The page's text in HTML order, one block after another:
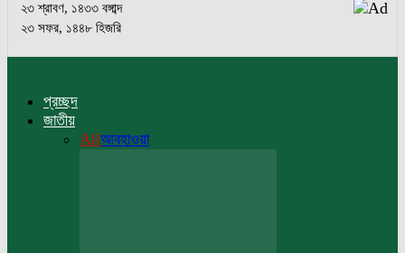
২৩ শ্রাবণ, ১৪৩৩ বঙ্গাব্দ
২৩ সফর, ১৪৪৮ হিজরি
প্রচ্ছদ
জাতীয়
Allআবহাওয়া